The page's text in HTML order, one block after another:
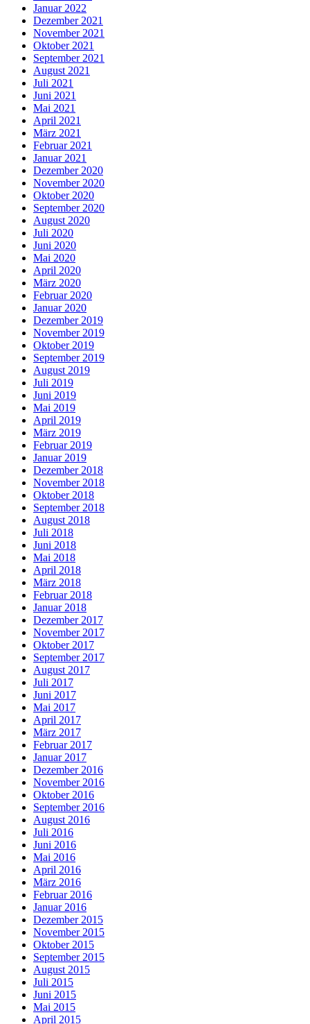
Januar 2022
Dezember 2021
November 2021
Oktober 2021
September 2021
August 2021
Juli 2021
Juni 2021
Mai 2021
April 2021
März 2021
Februar 2021
Januar 2021
Dezember 2020
November 2020
Oktober 2020
September 2020
August 2020
Juli 2020
Juni 2020
Mai 2020
April 2020
März 2020
Februar 2020
Januar 2020
Dezember 2019
November 2019
Oktober 2019
September 2019
August 2019
Juli 2019
Juni 2019
Mai 2019
April 2019
März 2019
Februar 2019
Januar 2019
Dezember 2018
November 2018
Oktober 2018
September 2018
August 2018
Juli 2018
Juni 2018
Mai 2018
April 2018
März 2018
Februar 2018
Januar 2018
Dezember 2017
November 2017
Oktober 2017
September 2017
August 2017
Juli 2017
Juni 2017
Mai 2017
April 2017
März 2017
Februar 2017
Januar 2017
Dezember 2016
November 2016
Oktober 2016
September 2016
August 2016
Juli 2016
Juni 2016
Mai 2016
April 2016
März 2016
Februar 2016
Januar 2016
Dezember 2015
November 2015
Oktober 2015
September 2015
August 2015
Juli 2015
Juni 2015
Mai 2015
April 2015